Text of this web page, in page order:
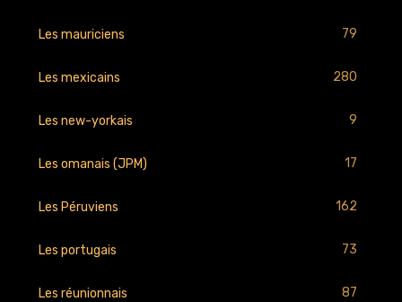
Les mauriciens 79
Les mexicains 280
Les new-yorkais 9
Les omanais (JPM) 17
Les Péruviens 162
Les portugais 73
Les réunionnais 87